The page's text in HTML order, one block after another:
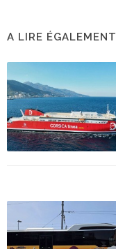
A LIRE ÉGALEMENT